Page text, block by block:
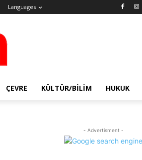
Languages
ÇEVRE KÜLTÜR/BILIM HUKUK
- Advertisment -